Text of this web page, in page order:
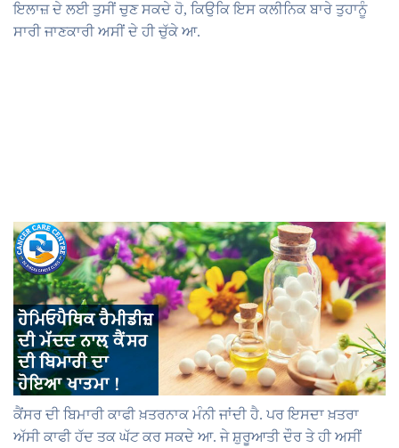
ਇਲਾਜ਼ ਦੇ ਲਈ ਤੁਸੀਂ ਚੁਣ ਸਕਦੇ ਹੋ, ਕਿਉਕਿ ਇਸ ਕਲੀਨਿਕ ਬਾਰੇ ਤੁਹਾਨੂੰ
ਸਾਰੀ ਜਾਣਕਾਰੀ ਅਸੀਂ ਦੇ ਹੀ ਚੁੱਕੇ ਆ.
ਕੈਂਸਰ ਦੀ ਬਿਮਾਰੀ ਕਾਫੀ ਖ਼ਤਰਨਾਕ ਮੰਨੀ ਜਾਂਦੀ ਹੈ. ਪਰ ਇਸਦਾ ਖ਼ਤਰਾ
ਅੱਸੀ ਕਾਫੀ ਹੱਦ ਤਕ ਘੱਟ ਕਰ ਸਕਦੇ ਆ. ਜੇ ਸ਼ੁਰੂਆਤੀ ਦੌਰ ਤੇ ਹੀ ਅਸੀਂ